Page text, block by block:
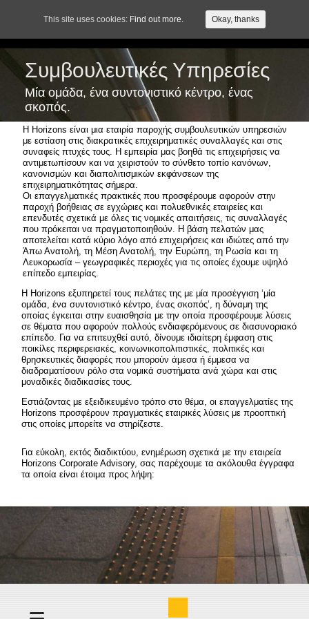
Ελληνικα
Συμβουλευτικές Υπηρεσίες
Μία ομάδα, ένα συντονιστικό κέντρο, ένας
σκοπός.
Η Horizons είναι μια εταιρία παροχής συμβουλευτικών υπηρεσιών
με εστίαση στις διακρατικές επιχειρηματικές συναλλαγές και στις
συναφείς πτυχές τους. Η εμπειρία μας βοηθά τις επιχειρήσεις να
αντιμετωπίσουν και να χειριστούν το σύνθετο τοπίο κανόνων,
κανονισμών και διαπολιτισμικών εκφάνσεων της
επιχειρηματικότητας σήμερα.
Οι επαγγελματικές πρακτικές που προσφέρουμε αφορούν στην
παροχή βοήθειας σε εγχώριες και πολυεθνικές εταιρείες και
επενδυτές σχετικά με όλες τις νομικές απαιτήσεις, τις συναλλαγές
που πρόκειται να πραγματοποιηθούν. Η βάση πελατών μας
αποτελείται κατά κύριο λόγο από επιχειρήσεις και ιδιώτες από την
Άπω Ανατολή, τη Μέση Ανατολή, την Ευρώπη, τη Ρωσία και τη
Λευκορωσία – γεωγραφικές περιοχές για τις οποίες έχουμε υψηλό
επίπεδο εμπειρίας.
Η Horizons εξυπηρετεί τους πελάτες της με μία προσέγγιση ‘μία
ομάδα, ένα συντονιστικό κέντρο, ένας σκοπός’, η δύναμη της
οποίας έγκειται στην ευαισθησία με την οποία προσφέρουμε λύσεις
σε θέματα που αφορούν πολλούς ενδιαφερόμενους σε διασυνοριακό
επίπεδο. Για να επιτευχθεί αυτό, δίνουμε ιδιαίτερη έμφαση στις
ποικίλες περιφερειακές, κοινωνικοπολιτιστικές, πολιτικές και
θρησκευτικές διαφορές που μπορούν άμεσα ή έμμεσα να
διαδραματίσουν ρόλο στα νομικά συστήματα ανά χώρα και στις
μοναδικές διαδικασίες τους.
Εστιάζοντας με εξειδικευμένο τρόπο στο θέμα, οι επαγγελματίες της
Horizons προσφέρουν πραγματικές εταιρικές λύσεις με προοπτική
στις οποίες μπορείτε να στηρίζεστε.
Για εύκολη, εκτός διαδικτύου, ενημέρωση σχετικά με την εταιρεία
Horizons Corporate Advisory, σας παρέχουμε τα ακόλουθα έγγραφα
τα οποία είναι έτοιμα προς λήψη:
This site uses cookies: Find out more. Okay, thanks